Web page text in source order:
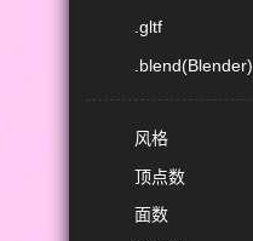
.gltf
.blend(Blender)
风格
顶点数
面数